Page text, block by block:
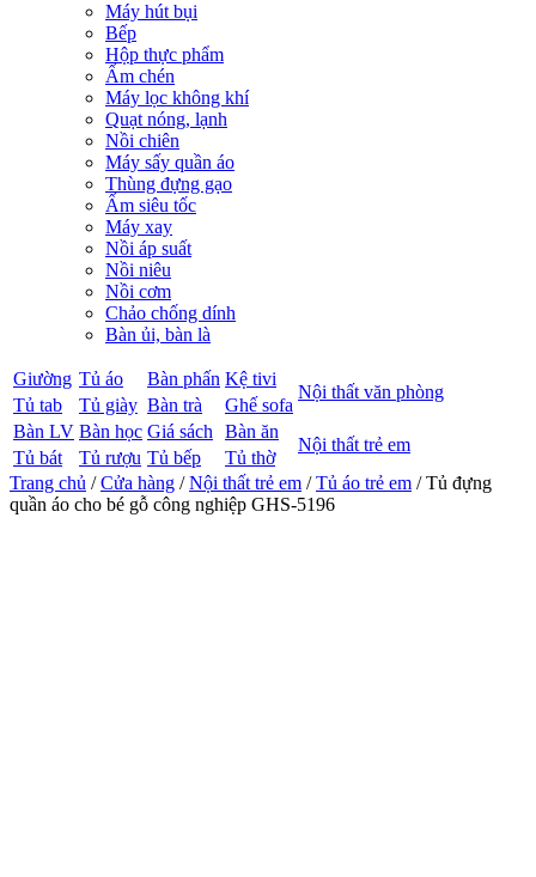
Máy hút bụi
Bếp
Hộp thực phẩm
Ấm chén
Máy lọc không khí
Quạt nóng, lạnh
Nồi chiên
Máy sấy quần áo
Thùng đựng gạo
Ấm siêu tốc
Máy xay
Nồi áp suất
Nồi niêu
Nồi cơm
Chảo chống dính
Bàn ủi, bàn là
Giường Tủ áo Bàn phấn Kệ tivi
Nội thất văn phòng
Tủ tab Tủ giày Bàn trà
Ghế sofa
Bàn LV Bàn học Giá sách Bàn ăn
Nội thất trẻ em
Tủ bát Tủ rượu Tủ bếp
Tủ thờ
Trang chủ /Cửa hàng /Nội thất trẻ em /Tủ áo trẻ em / Tủ đựng
quần áo cho bé gỗ công nghiệp GHS-5196